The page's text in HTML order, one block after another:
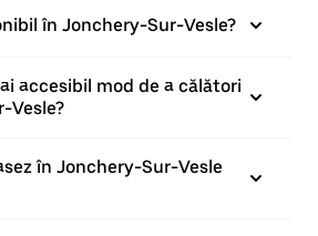
în Jonchery-Sur-Vesle?
accesibil mod de a călători
Vesle?
în Jonchery-Sur-Vesle